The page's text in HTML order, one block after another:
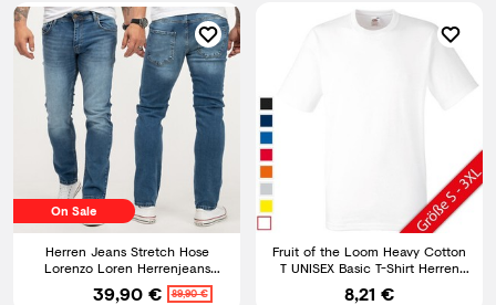
On Sale
Herren Jeans Stretch Hose
Lorenzo Loren Herrenjeans
Regular Fit Blau LL-4002 NEU
39,90 € 89,90 €
Fruit of the Loom Heavy Cotton
T UNISEX Basic T-Shirt Herren
Damen Shirt NEU
8,21 €